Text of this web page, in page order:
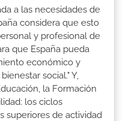
a las necesidades de
considera que esto
y profesional de
que España pueda
económico y
social." Y,
la Formación
los ciclos
superiores de actividad